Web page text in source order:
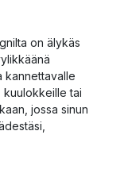
on älykäs
kannettavalle
kuulokkeille tai
jossa sinun